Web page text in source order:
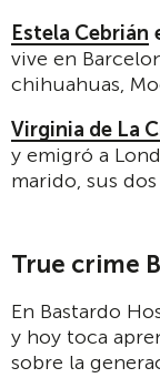
Estela Cebrián
vive en
chihuahuas,
Virginia de La
y emigró a
marido, sus
True crime
En Bastardo
y hoy toca
sobre la